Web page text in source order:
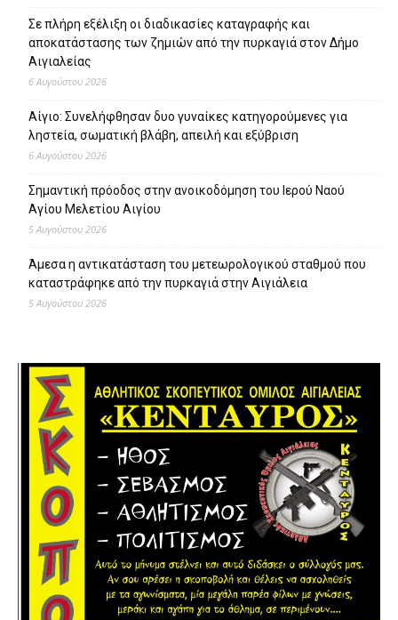
Σε πλήρη εξέλιξη οι διαδικασίες καταγραφής και
αποκατάστασης των ζημιών από την πυρκαγιά στον Δήμο
Αιγιαλείας
6 Αυγούστου 2026
Αίγιο: Συνελήφθησαν δυο γυναίκες κατηγορούμενες για
ληστεία, σωματική βλάβη, απειλή και εξύβριση
6 Αυγούστου 2026
Σημαντική πρόοδος στην ανοικοδόμηση του Ιερού Ναού
Αγίου Μελετίου Αιγίου
5 Αυγούστου 2026
Άμεσα η αντικατάσταση του μετεωρολογικού σταθμού που
καταστράφηκε από την πυρκαγιά στην Αιγιάλεια
5 Αυγούστου 2026